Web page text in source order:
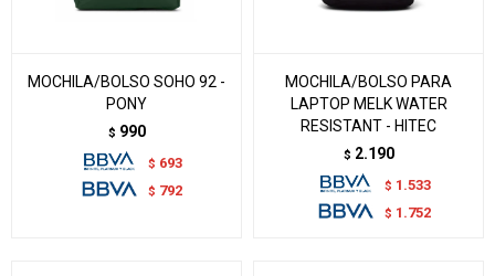
MOCHILA/BOLSO SOHO 92 -
PONY
$ 990
$ 693
$ 792
MOCHILA/BOLSO PARA
LAPTOP MELK WATER
RESISTANT - HITEC
$ 2.190
$ 1.533
$ 1.752